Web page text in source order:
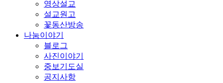
영상설교
설교원고
꽃동산방송
나눔이야기
블로그
사진이야기
중보기도실
공지사항